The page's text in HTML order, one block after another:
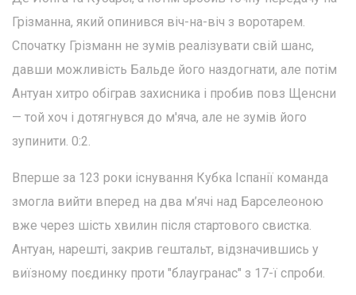
Грізманна, який опинився віч-на-віч з воротарем.
Спочатку Грізманн не зумів реалізувати свій шанс,
давши можливість Бальде його наздогнати, але потім
Антуан хитро обіграв захисника і пробив повз Щенсни
— той хоч і дотягнувся до м'яча, але не зумів його
зупинити. 0:2.
Вперше за 123 роки існування Кубка Іспанії команда
змогла вийти вперед на два м’ячі над Барселеоною
вже через шість хвилин після стартового свистка.
Антуан, нарешті, закрив гештальт, відзначившись у
виїзному поєдинку проти "блаугранас" з 17-ї спроби.